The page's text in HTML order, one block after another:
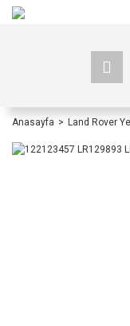
Anasayfa Land Rover